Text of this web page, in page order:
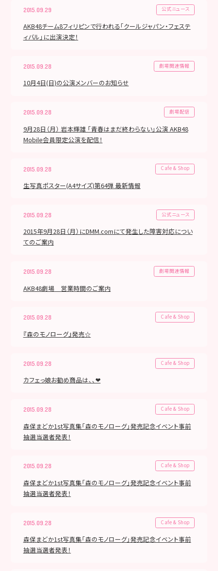
2015.09.29 公式ニュース
AKB48チーム8フィリピンで行われる「クールジャパン・フェステ
ィバル」に出演決定！
2015.09.28 劇場関連情報
10月4日(日)の公演メンバーのお知らせ
2015.09.28 劇場配信
9月28日（月） 岩本輝雄 「青春はまだ終わらない」公演 AKB48
Mobile会員限定公演を配信！
2015.09.28 Cafe & Shop
生写真ポスター(A4サイズ)第64弾 最新情報
2015.09.28 公式ニュース
2015年9月28日（月）にDMM.comにて発生した障害対応につい
てのご案内
2015.09.28 劇場関連情報
AKB48劇場 営業時間のご案内
2015.09.28 Cafe & Shop
『森のモノローグ』発売☆
2015.09.28 Cafe & Shop
カフェっ娘お勧め商品は、、❤
2015.09.28 Cafe & Shop
森保まどか1st写真集「森のモノローグ」発売記念イベント事前
抽選当選者発表！
2015.09.28 Cafe & Shop
森保まどか1st写真集「森のモノローグ」発売記念イベント事前
抽選当選者発表！
2015.09.28 Cafe & Shop
森保まどか1st写真集「森のモノローグ」発売記念イベント事前
抽選当選者発表！